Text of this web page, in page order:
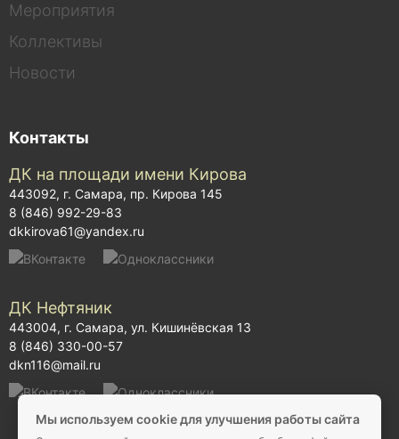
Мероприятия
Коллективы
Новости
Контакты
ДК на площади имени Кирова
443092, г. Самара, пр. Кирова 145
8 (846) 992-29-83
dkkirova61@yandex.ru
ДК Нефтяник
443004, г. Самара, ул. Кишинёвская 13
8 (846) 330-00-57
dkn116@mail.ru
Мы используем cookie для улучшения работы сайта